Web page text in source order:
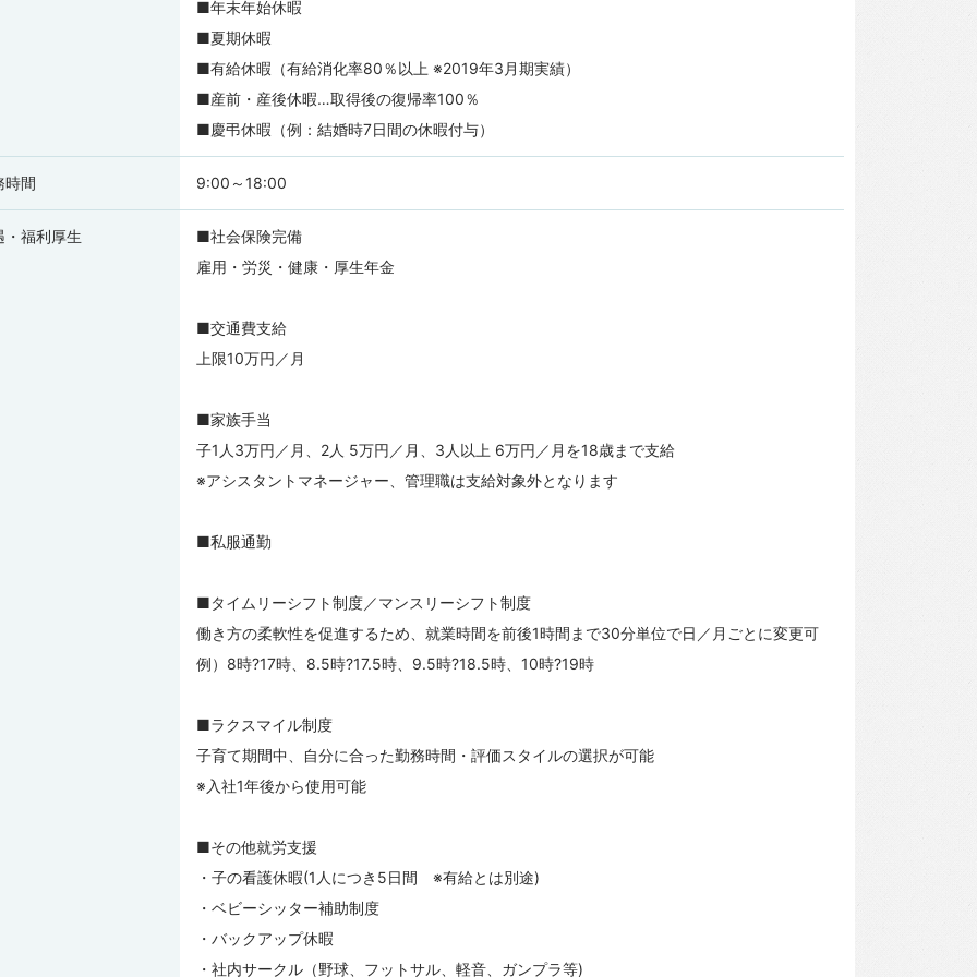
■年末年始休暇
■夏期休暇
■有給休暇（有給消化率80％以上 ※2019年3月期実績）
■産前・産後休暇…取得後の復帰率100％
■慶弔休暇（例：結婚時7日間の休暇付与）
時間 9:00～18:00
・福利厚生
■社会保険完備
雇用・労災・健康・厚生年金
■交通費支給
上限10万円／月
■家族手当
子1人3万円／月、2人 5万円／月、3人以上 6万円／月を18歳まで支給
※アシスタントマネージャー、管理職は支給対象外となります
■私服通勤
■タイムリーシフト制度／マンスリーシフト制度
働き方の柔軟性を促進するため、就業時間を前後1時間まで30分単位で日／月ごとに変更可
例）8時?17時、8.5時?17.5時、9.5時?18.5時、10時?19時
■ラクスマイル制度
子育て期間中、自分に合った勤務時間・評価スタイルの選択が可能
※入社1年後から使用可能
■その他就労支援
・子の看護休暇(1人につき5日間 ※有給とは別途)
・ベビーシッター補助制度
・バックアップ休暇
・社内サークル（野球、フットサル、軽音、ガンプラ等)